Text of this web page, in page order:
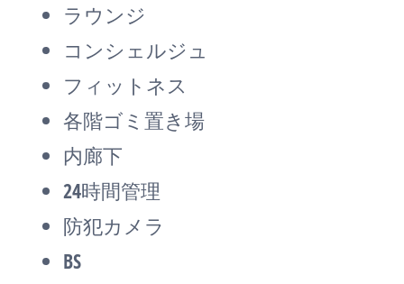
ラウンジ
コンシェルジュ
フィットネス
各階ゴミ置き場
内廊下
24時間管理
防犯カメラ
BS